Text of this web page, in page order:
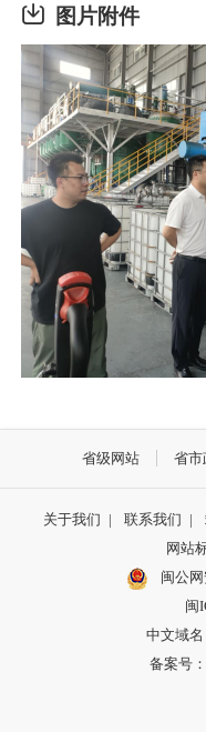
图片附件
省级网站 省市
关于我们 | 联系我们 |
网站
闽公
闽
中文域
备案号